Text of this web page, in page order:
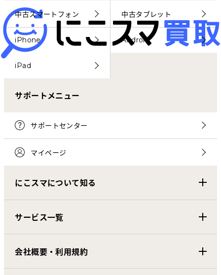
マイページ
中古スマートフォン 中古タブレット
iPhone Android
iPad
サポートメニュー
サポートセンター
マイページ
にこスマについて知る
サービス一覧
会社概要・利用規約